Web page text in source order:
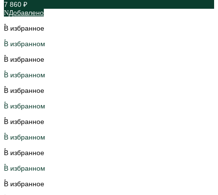
7 860 ₽
Добавлено
В избранное
В избранном
В избранное
В избранном
В избранное
В избранном
В избранное
В избранном
В избранное
В избранном
В избранное